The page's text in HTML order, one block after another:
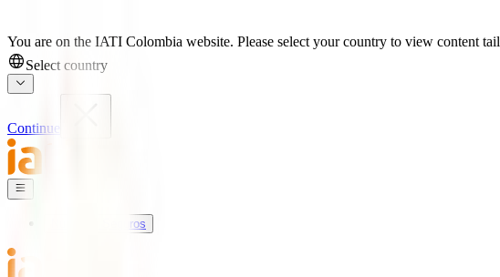
You are on the IATI Colombia website. Please select your country to view content
Select country
Continue
Nuestros Seguros